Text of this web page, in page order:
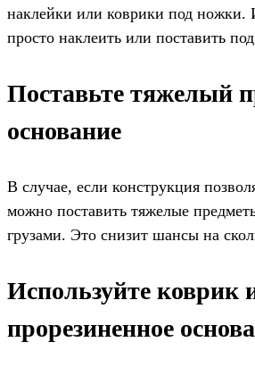
наклейки или коврики под ножки.
просто наклеить или поставить
Поставьте тяжелый
основание
В случае, если конструкция
можно поставить тяжелые
грузами. Это снизит шансы на
Используйте коврик
прорезиненное